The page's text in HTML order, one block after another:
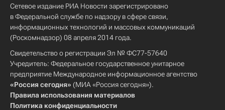
Сетевое издание РИА Новости зарегистрировано
в Федеральной службе по надзору в сфере связи,
информационных технологий и массовых коммуникаций
(Роскомнадзор) 08 апреля 2014 года.
Свидетельство о регистрации Эл № ФС77-57640
Учредитель: Федеральное государственное унитарное
предприятие Международное информационное агентство
«Россия сегодня» (МИА «Россия сегодня»).
Правила использования материалов
Политика конфиденциальности